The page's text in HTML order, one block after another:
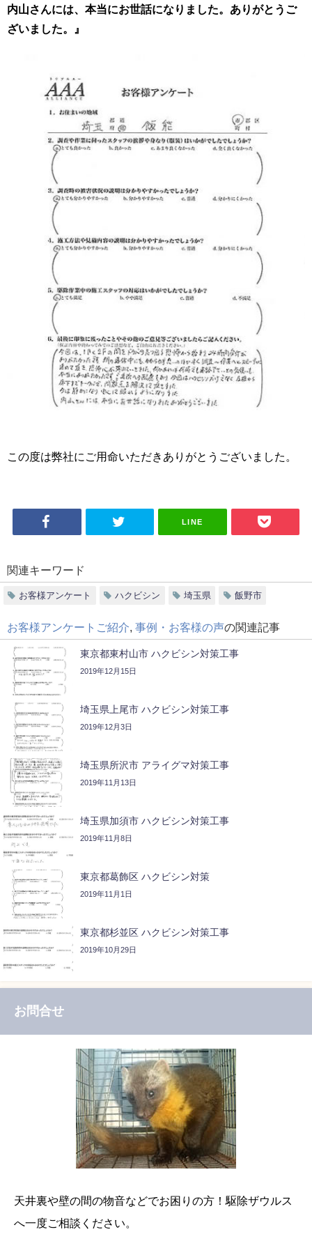
内山さんには、本当にお世話になりました。ありがとうご
ざいました。』
この度は弊社にご用命いただきありがとうございました。
LINE
関連キーワード
お客様アンケート ハクビシン 埼玉県 飯野市
お客様アンケートご紹介 事例・お客様の声の関連記事
東京都東村山市 ハクビシン対策工事
2019年12月15日
埼玉県上尾市 ハクビシン対策工事
2019年12月3日
埼玉県所沢市 アライグマ対策工事
2019年11月13日
埼玉県加須市 ハクビシン対策工事
2019年11月8日
東京都葛飾区 ハクビシン対策
2019年11月1日
東京都杉並区 ハクビシン対策工事
2019年10月29日
お問合せ
天井裏や壁の間の物音などでお困りの方！駆除ザウルス
へ一度ご相談ください。